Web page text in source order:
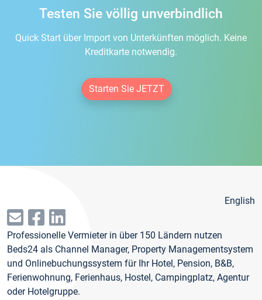
Testen Sie völlig unverbindlich
Quick Start über Import von Unterkünften möglich. Keine
Kreditkarte notwendig.
Starten Sie JETZT
English
Professionelle Vermieter in über 150 Ländern nutzen
Beds24 als Channel Manager, Property Managementsystem
und Onlinebuchungssystem für Ihr Hotel, Pension, B&B,
Ferienwohnung, Ferienhaus, Hostel, Campingplatz, Agentur
oder Hotelgruppe.